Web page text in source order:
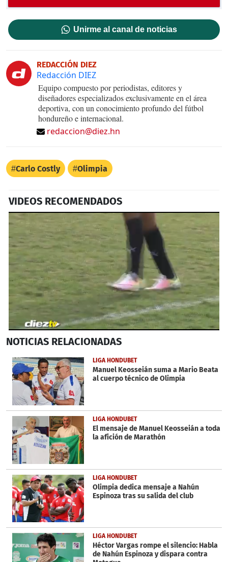
Unirme al canal de noticias
REDACCIÓN DIEZ
Redacción DIEZ
Equipo compuesto por periodistas, editores y
diseñadores especializados exclusivamente en el área
deportiva, con un conocimiento profundo del fútbol
hondureño e internacional.
redaccion@diez.hn
Carlo Costly Olimpia
VIDEOS RECOMENDADOS
seconds
43
seconds
NOTICIAS RELACIONADAS
LIGA HONDUBET
Manuel Keosseián suma a Mario Beata
al cuerpo técnico de Olimpia
LIGA HONDUBET
El mensaje de Manuel Keosseián a toda
la afición de Marathón
LIGA HONDUBET
Olimpia dedica mensaje a Nahún
Espinoza tras su salida del club
LIGA HONDUBET
Héctor Vargas rompe el silencio: Habla
de Nahún Espinoza y dispara contra